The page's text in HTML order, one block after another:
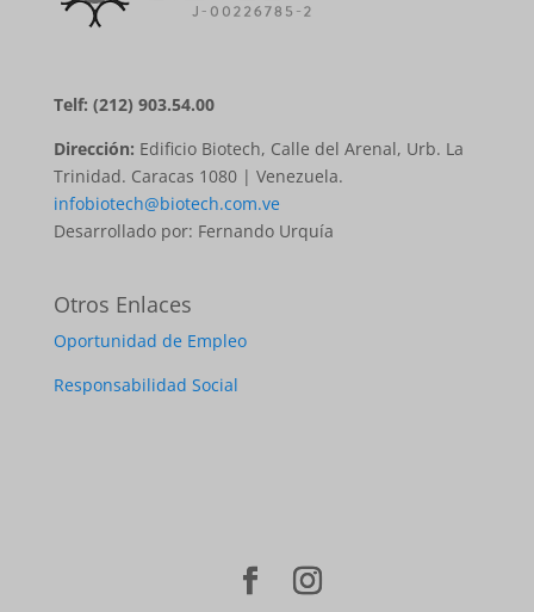
Telf: (212) 903.54.00
Dirección: Edificio Biotech, Calle del Arenal, Urb. La
Trinidad. Caracas 1080 | Venezuela.
infobiotech@biotech.com.ve
Desarrollado por: Fernando Urquía
Otros Enlaces
Oportunidad de Empleo
Responsabilidad Social